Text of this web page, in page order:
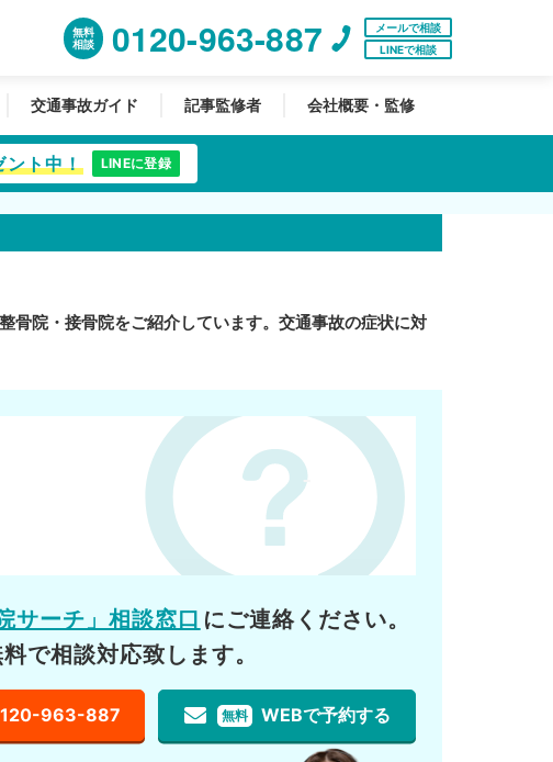
無料
相談
0120-963-887
メールで相談
LINEで相談
交通事故ガイド 記事監修者 会社概要・監修
ント中！ LINEに登録
骨院・接骨院をご紹介しています。交通事故の症状に対
サーチ」相談窓口 にご連絡ください。
で相談対応致します。
963-887 無料 WEBで予約する